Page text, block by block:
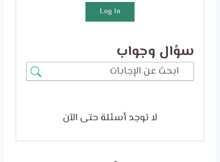
Log In
سؤال وجواب
لا توجد أسئلة حتى الآن